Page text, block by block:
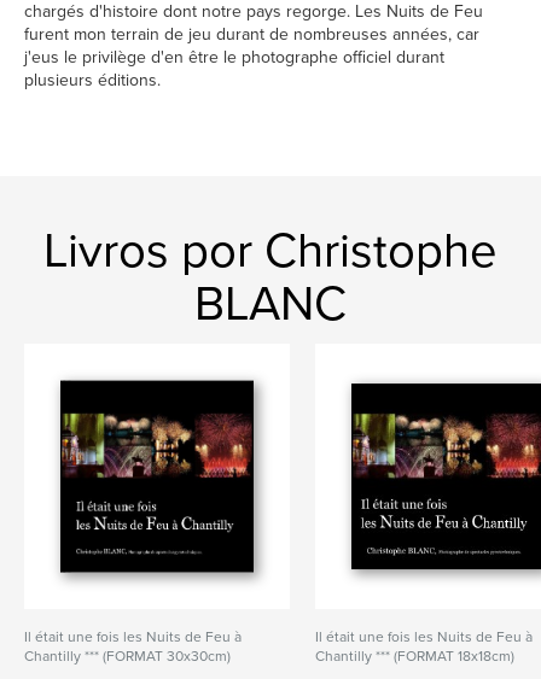
chargés d'histoire dont notre pays regorge. Les Nuits de Feu
furent mon terrain de jeu durant de nombreuses années, car
j'eus le privilège d'en être le photographe officiel durant
plusieurs éditions.
Livros por Christophe
BLANC
Il était une fois les Nuits de Feu à
Chantilly *** (FORMAT 30x30cm)
Il était une fois les Nuits de Feu à
Chantilly *** (FORMAT 18x18cm)